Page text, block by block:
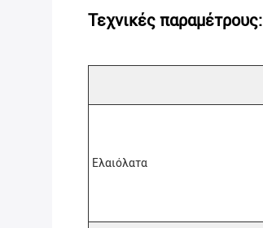
Τεχνικές παραμέτρους:
Ελαιόλατα